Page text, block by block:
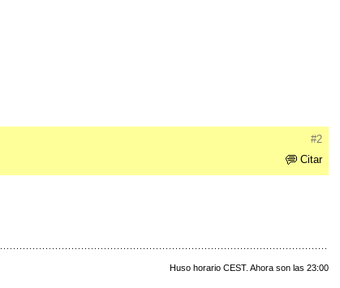
#2
Citar
Huso horario CEST. Ahora son las 23:00